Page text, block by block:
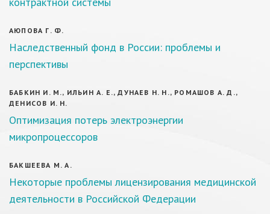
АЮПОВА Г. Ф.
Наследственный фонд в России: проблемы и
перспективы
БАБКИН И. М., ИЛЬИН А. Е., ДУНАЕВ Н. Н., РОМАШОВ А. Д.,
ДЕНИСОВ И. Н.
Оптимизация потерь электроэнергии
микропроцессоров
БАКШЕЕВА М. А.
Некоторые проблемы лицензирования медицинской
деятельности в Российской Федерации